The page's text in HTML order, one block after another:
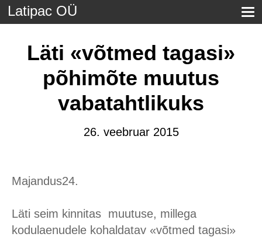
Latipac OÜ
Läti «võtmed tagasi»
põhimõte muutus
vabatahtlikuks
26. veebruar 2015
Majandus24.
Läti seim kinnitas muutuse, millega
kodulaenudele kohaldatav «võtmed tagasi»